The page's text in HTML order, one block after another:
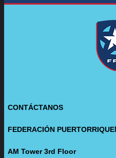
CONTÁCTANOS
FEDERACIÓN
AM Tower 3rd Floor